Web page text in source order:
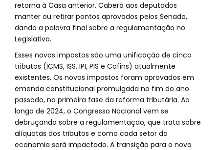
retorna à Casa anterior. Caberá aos deputados
manter ou retirar pontos aprovados pelos Senado,
dando a palavra final sobre a regulamentação no
Legislativo.
Esses novos impostos são uma unificação de cinco
tributos (ICMS, ISS, IPI, PIS e Cofins) atualmente
existentes. Os novos impostos foram aprovados em
emenda constitucional promulgada no fim do ano
passado, na primeira fase da reforma tributária. Ao
longo de 2024, o Congresso Nacional vem se
debruçando sobre a regulamentação, que trata sobre
alíquotas dos tributos e como cada setor da
economia será impactado. A transição para o novo